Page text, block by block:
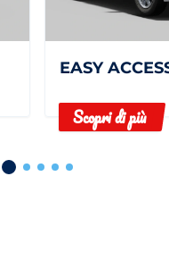
EASY
Scopri di più